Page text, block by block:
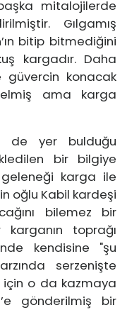
mitalojilerde
Gılgamış
bitip bitmediğini
kargadır. Daha
güvercin konacak
ama karga
de yer bulduğu
bir bilgiye
karga ile
oğlu Kabil kardeşi
bilemez bir
toprağı
kendisine "şu
serzenişte
için o da kazmaya
gönderilmiş bir